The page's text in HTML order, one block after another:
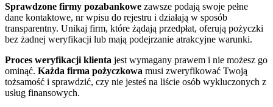
Sprawdzone firmy pozabankowe zawsze podają swoje pełne
dane kontaktowe, nr wpisu do rejestru i działają w sposób
transparentny. Unikaj firm, które żądają przedpłat, oferują pożyczki
bez żadnej weryfikacji lub mają podejrzanie atrakcyjne warunki.
Proces weryfikacji klienta jest wymagany prawem i nie możesz go
ominąć. Każda firma pożyczkowa musi zweryfikować Twoją
tożsamość i sprawdzić, czy nie jesteś na liście osób wykluczonych z
usług finansowych.